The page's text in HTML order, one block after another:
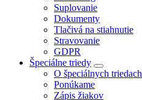
Suplovanie
Dokumenty
Tlačivá na stiahnutie
Stravovanie
GDPR
Špeciálne triedy
O špeciálnych triedach
Ponúkame
Zápis žiakov